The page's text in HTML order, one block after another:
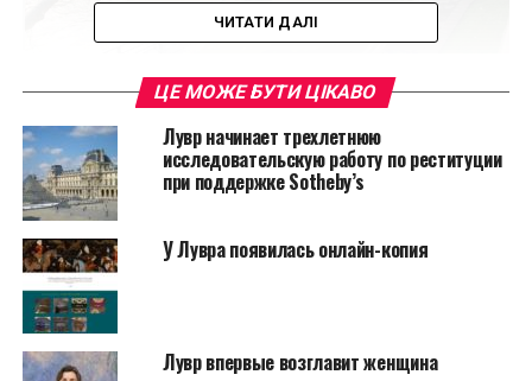
«Но на этой стадии нет
эвакуации работ», –
говорит представитель
музея.
По его словам, часы работы Лувра остаются
ЧИТАТИ ДАЛІ
ЦЕ МОЖЕ БУТИ ЦІКАВО
Лувр начинает трехлетнюю
исследовательскую работу по реституции
при поддержке Sotheby’s
У Лувра появилась онлайн-копия
Лувр впервые возглавит женщина